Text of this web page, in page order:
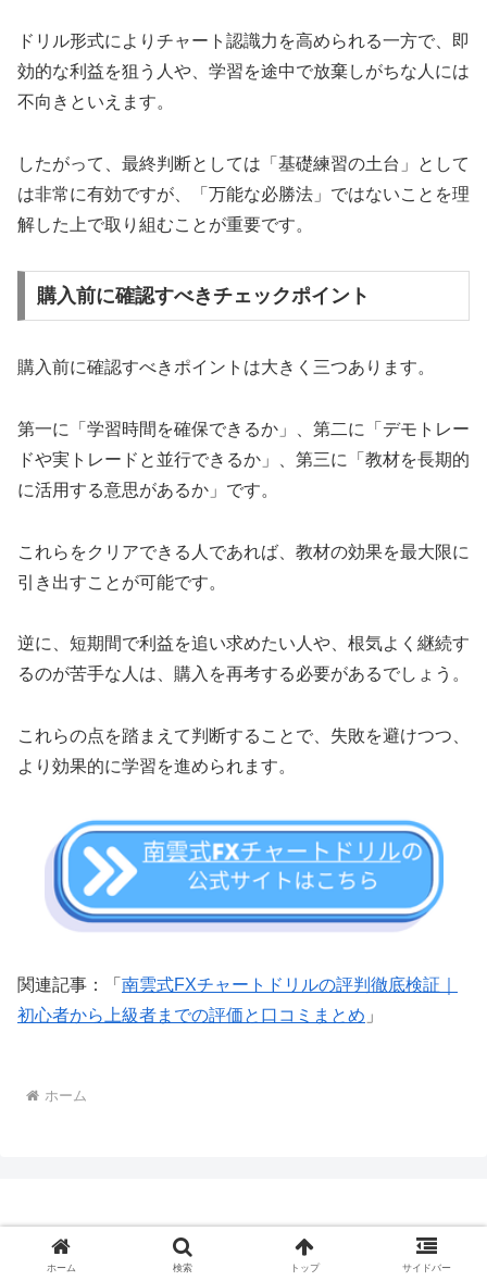
ドリル形式によりチャート認識力を高められる一方で、即
効的な利益を狙う人や、学習を途中で放棄しがちな人には
不向きといえます。
したがって、最終判断としては「基礎練習の土台」として
は非常に有効ですが、「万能な必勝法」ではないことを理
解した上で取り組むことが重要です。
購入前に確認すべきチェックポイント
購入前に確認すべきポイントは大きく三つあります。
第一に「学習時間を確保できるか」、第二に「デモトレー
ドや実トレードと並行できるか」、第三に「教材を長期的
に活用する意思があるか」です。
これらをクリアできる人であれば、教材の効果を最大限に
引き出すことが可能です。
逆に、短期間で利益を追い求めたい人や、根気よく継続す
るのが苦手な人は、購入を再考する必要があるでしょう。
これらの点を踏まえて判断することで、失敗を避けつつ、
より効果的に学習を進められます。
関連記事：「 南雲式FXチャートドリルの評判徹底検証｜
初心者から上級者までの評価と口コミまとめ 」
ホーム
アプリンのブログ
プライバシーポリシー
ホーム 検索 トップ サイドバー